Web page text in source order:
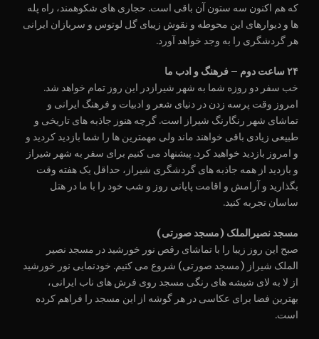
که هم اکنون سه ستون آن باقی است. حجاری های شکوهمند، راه پله
ها و دیوارهای این محوطه و نقوش زیبای گل لوتوس و سربازان ایرانی
هر گردشگری را به وجد خواهد آورد.
۲۴ ساعت دوم – فرهنگ و ادب ما
خب سفر دو روزه شما به شهر شیرازدر این روز تمام خواهد شد.
امروز وقت پرسه زدن در دنیای شعر و ادبیات و فرهنگ ایرانی و
تماشای شهر رنگارنگ شیراز است. گرچه هنوز جاذبه های تاریخی و
طبیعی زیادی باقی خواهند ماند ولی مهمترین ها را شما بازدید کردید و
و امروز بازدید خواهید کرد. پیشنهاد می کنیم برای سفر به شهر شیراز
و بازدید از همه جاذبه های گردشگری شیراز، حداقل یک هفته وقت
بگذارید و آرامش و اقامت پایانی روز و شب خود را با ما در هتل
ساسان تجربه کنید.
مسجد نصیرالملک (مسجد صورتی)
صبح این روز زیبا را با تماشای رقص نور خورشید در مسجد نصیر
الملک شیراز (مسجد صورتی) شروع می کنیم. خودنمایی نور خورشید
از لا به لای شیشه های رنگی مسجد روی فرش های ناب ایرانی،
بهترین فضا برای عکاسی در هر گوشه از این مسجد را فراهم کرده
است.